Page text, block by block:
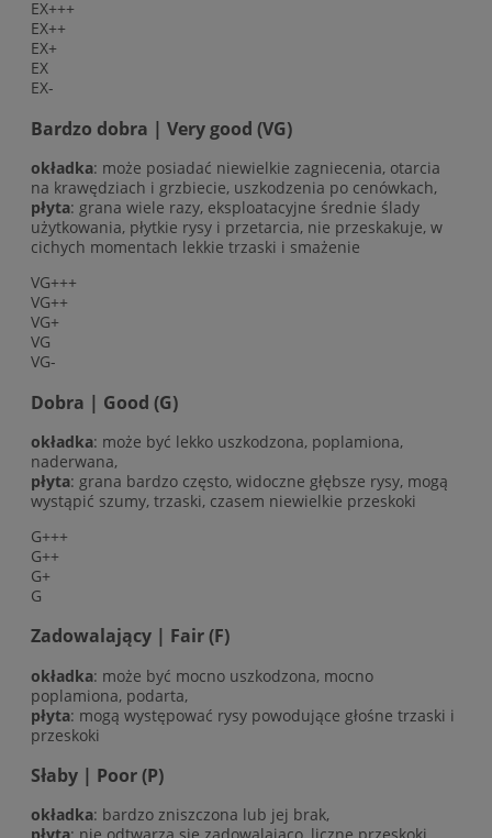
EX+++
EX++
EX+
EX
EX-
Bardzo dobra | Very good (VG)
okładka: może posiadać niewielkie zagniecenia, otarcia
na krawędziach i grzbiecie, uszkodzenia po cenówkach,
płyta: grana wiele razy, eksploatacyjne średnie ślady
użytkowania, płytkie rysy i przetarcia, nie przeskakuje, w
cichych momentach lekkie trzaski i smażenie
VG+++
VG++
VG+
VG
VG-
Dobra | Good (G)
okładka: może być lekko uszkodzona, poplamiona,
naderwana,
płyta: grana bardzo często, widoczne głębsze rysy, mogą
wystąpić szumy, trzaski, czasem niewielkie przeskoki
G+++
G++
G+
G
Zadowalający | Fair (F)
okładka: może być mocno uszkodzona, mocno
poplamiona, podarta,
płyta: mogą występować rysy powodujące głośne trzaski i
przeskoki
Słaby | Poor (P)
okładka: bardzo zniszczona lub jej brak,